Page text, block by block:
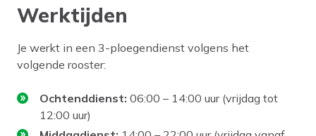
Werktijden
Je werkt in een 3-ploegendienst volgens het
volgende rooster:
Ochtenddienst: 06:00 – 14:00 uur (vrijdag tot
12:00 uur)